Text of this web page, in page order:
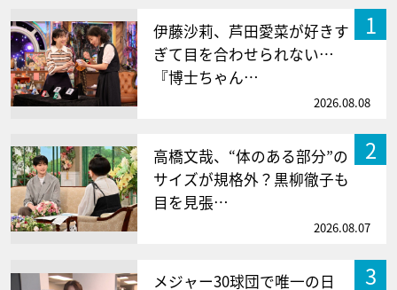
1
伊藤沙莉、芦田愛菜が好きす
ぎて目を合わせられない…
『博士ちゃん…
2026.08.08
2
高橋文哉、“体のある部分”の
サイズが規格外？黒柳徹子も
目を見張…
2026.08.07
3
メジャー30球団で唯一の日